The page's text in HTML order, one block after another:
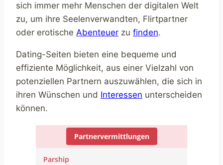
sich immer mehr Menschen der digitalen Welt
zu, um ihre Seelenverwandten, Flirtpartner
oder erotische Abenteuer zu finden.
Dating-Seiten bieten eine bequeme und
effiziente Möglichkeit, aus einer Vielzahl von
potenziellen Partnern auszuwählen, die sich in
ihren Wünschen und Interessen unterscheiden
können.
Partnervermittlungen
Parship